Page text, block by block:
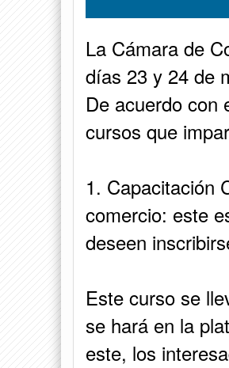
La Cámara de
días 23 y 24 de
De acuerdo con
cursos que
1. Capacitación
comercio: este
deseen
Este curso se
se hará en la
este, los